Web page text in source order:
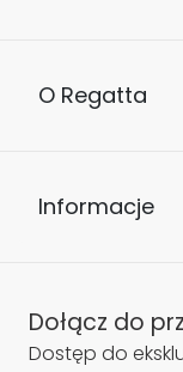
O Regatta
Informacje
Dołącz do
Dostęp do